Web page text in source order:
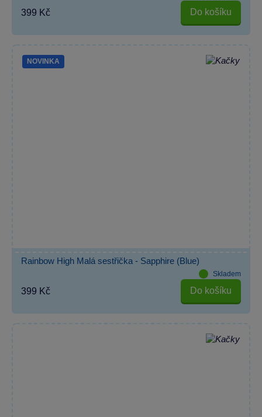
399 Kč Do košíku
NOVINKA
Rainbow High Malá sestřička - Sapphire (Blue)
Skladem
399 Kč Do košíku